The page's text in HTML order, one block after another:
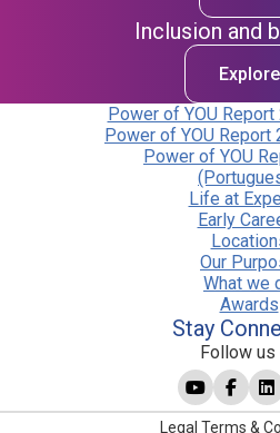
Inclusion and
Explore
Power of YOU
Power of YOU Report
Power of YOU
Life at
Early
Our
What we
Awards
Stay
Follow us
Legal Terms &